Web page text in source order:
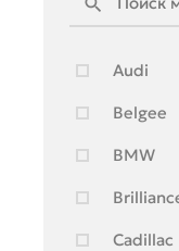
Audi
Belgee
BMW
Cadillac